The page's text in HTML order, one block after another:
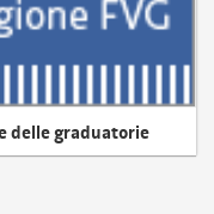
delle graduatorie